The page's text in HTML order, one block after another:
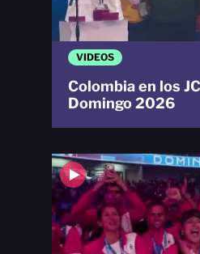
VIDEOS
Colombia en los
Domingo 2026